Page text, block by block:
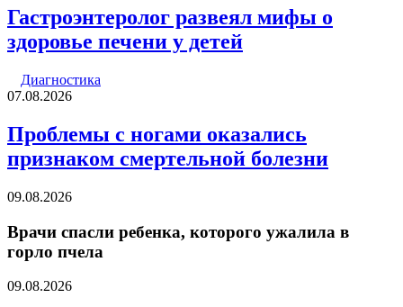
Гастроэнтеролог развеял мифы о
здоровье печени у детей
Диагностика
07.08.2026
Проблемы с ногами оказались
признаком смертельной болезни
09.08.2026
Врачи спасли ребенка, которого ужалила в
горло пчела
09.08.2026